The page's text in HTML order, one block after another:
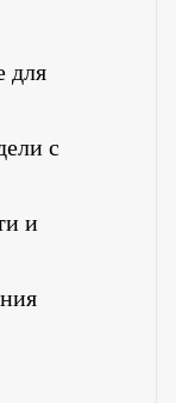
для
с
и